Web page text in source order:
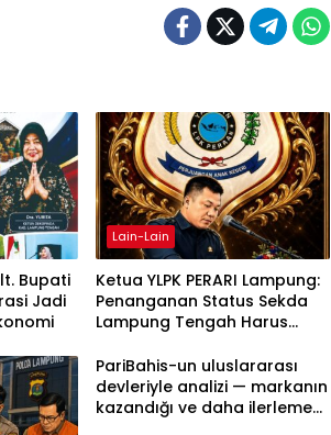
Bupati
Jadi
Lain-Lain
Ketua YLPK PERARI Lampung:
Penanganan Status Sekda
Lampung Tengah Harus
Tekanan Opini
PariBahis-un uluslararası
devleriyle analizi — markanın
kazandığı ve daha ilerlemesi